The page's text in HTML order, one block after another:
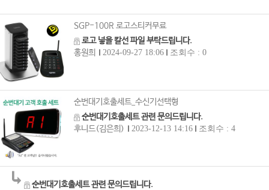
SGP-100R 로고스티커무료
로고 넣을 칼선 파일 부탁드립니다.
홍원희
2024-09-27 18:06 조회수 : 0
순번대기호출세트_수신기선택형
순번대기호출세트 관련 문의드립니다.
후니드(김은희)
2023-12-13 14:16 조회수 : 4
순번대기호출세트 관련 문의드립니다.